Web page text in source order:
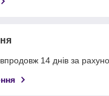
14 днів за